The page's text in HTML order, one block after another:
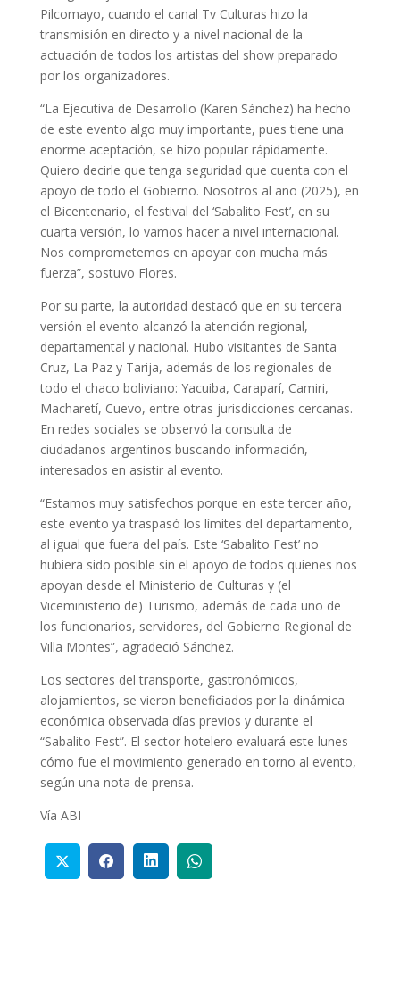
Pilcomayo, cuando el canal Tv Culturas hizo la
transmisión en directo y a nivel nacional de la
actuación de todos los artistas del show preparado
por los organizadores.
“La Ejecutiva de Desarrollo (Karen Sánchez) ha hecho
de este evento algo muy importante, pues tiene una
enorme aceptación, se hizo popular rápidamente.
Quiero decirle que tenga seguridad que cuenta con el
apoyo de todo el Gobierno. Nosotros al año (2025), en
el Bicentenario, el festival del ‘Sabalito Fest’, en su
cuarta versión, lo vamos hacer a nivel internacional.
Nos comprometemos en apoyar con mucha más
fuerza”, sostuvo Flores.
Por su parte, la autoridad destacó que en su tercera
versión el evento alcanzó la atención regional,
departamental y nacional. Hubo visitantes de Santa
Cruz, La Paz y Tarija, además de los regionales de
todo el chaco boliviano: Yacuiba, Caraparí, Camiri,
Macharetí, Cuevo, entre otras jurisdicciones cercanas.
En redes sociales se observó la consulta de
ciudadanos argentinos buscando información,
interesados en asistir al evento.
“Estamos muy satisfechos porque en este tercer año,
este evento ya traspasó los límites del departamento,
al igual que fuera del país. Este ‘Sabalito Fest’ no
hubiera sido posible sin el apoyo de todos quienes nos
apoyan desde el Ministerio de Culturas y (el
Viceministerio de) Turismo, además de cada uno de
los funcionarios, servidores, del Gobierno Regional de
Villa Montes”, agradeció Sánchez.
Los sectores del transporte, gastronómicos,
alojamientos, se vieron beneficiados por la dinámica
económica observada días previos y durante el
“Sabalito Fest”. El sector hotelero evaluará este lunes
cómo fue el movimiento generado en torno al evento,
según una nota de prensa.
Vía ABI